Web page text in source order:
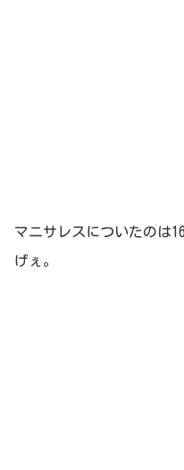
マニサレスについたのは
げぇ。